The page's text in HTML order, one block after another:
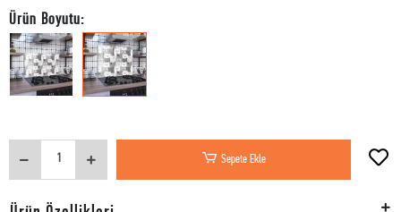
Ürün Boyutu:
Sepete Ekle